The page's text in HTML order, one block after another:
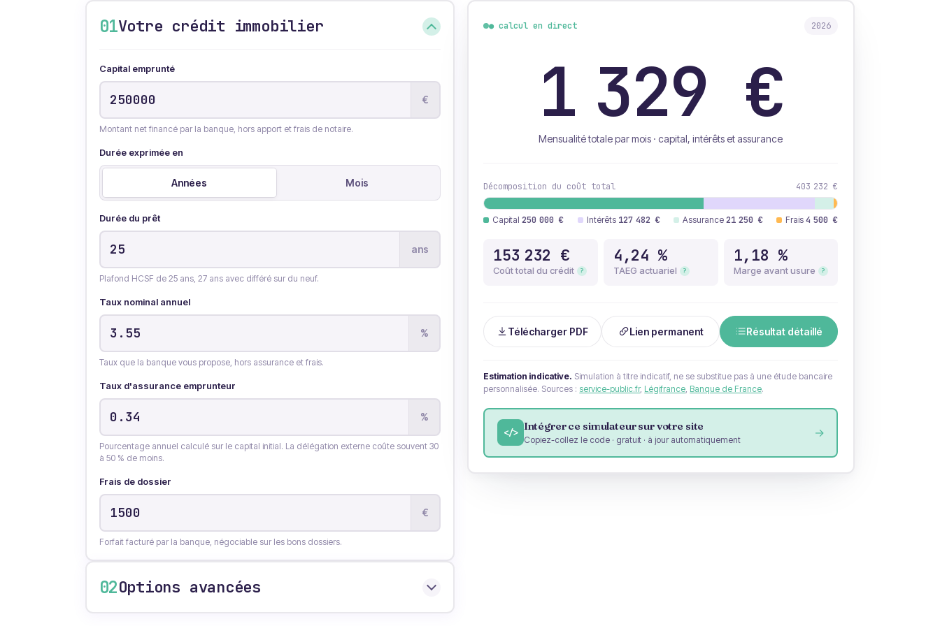
01Votre crédit immobilier
Capital emprunté
€
Montant net financé par la banque, hors apport et frais de notaire.
Durée exprimée en
Années Mois
Durée du prêt
ans
Plafond HCSF de 25 ans, 27 ans avec différé sur du neuf.
Taux nominal annuel
%
Taux que la banque vous propose, hors assurance et frais.
Taux d'assurance emprunteur
%
Pourcentage annuel calculé sur le capital initial. La délégation externe coûte souvent 30
à 50 % de moins.
Frais de dossier
€
Forfait facturé par la banque, négociable sur les bons dossiers.
02Options avancées
● calcul en direct 2026
1 329 €
Mensualité totale par mois · capital, intérêts et assurance
Décomposition du coût total 403 232 €
Capital250 000 € Intérêts 127 482 € Assurance21 250 € Frais4 500 €
153 232 €
Coût total du crédit ?
4,24 %
TAEG actuariel ?
1,18 %
Marge avant usure ?
Télécharger PDF Lien permanent Résultat détaillé
Estimation indicative. Simulation à titre indicatif, ne se substitue pas à une étude bancaire
personnalisée. Sources : service-public.fr, Légifrance Banque de France.
</> Intégrer ce simulateur sur votre site
Copiez-collez le code · gratuit · à jour automatiquement
→